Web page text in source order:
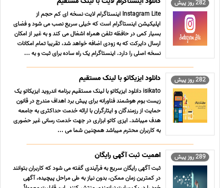
282 روز پیش
Instagram Lite اینستاگرام لایت نسخه ای کم حجم از
اپلیکیشن اینستاگرام است که خیلی سریع نصب می شود و فضای
بسیار کمی در حافظه تلفن همراه اشغال می کند و به غیر از امکان
ارسال دایرکت که به زودی اضافه خواهد شد، تقریبا تمام امکانات
نسخه اصلی را دارد. اینستاگرام یک راه ساده برای ثبت و به ...
282 روز پیش دانلود ایزیکاتو با لینک مستقیم
isikato دانلود ایزیکاتو با لینک مستقیم برنامه اندروید ایزیکاتو یک
زیست بوم هوشمند فناورانه برای پیش برد اهداف مندرج در قانون
حمایت از رزمندگان و ایثارگران با ارائه خدمت حداکثری به جامعه
هدف میباشد. ایزی کاتو ابزاری در جهت خدمت رسانی غیر حضوری
به کاربران محترم میباشد همچنین شما می ...
289 روز پیش اهمیت ثبت آگهی رایگان
ثبت آگهی رایگان سریع به فرآیندی گفته می شود که کاربران بتوانند
در کمترین زمان ممکن، بدون نیاز به طی مراحل پیچیده، آگهی